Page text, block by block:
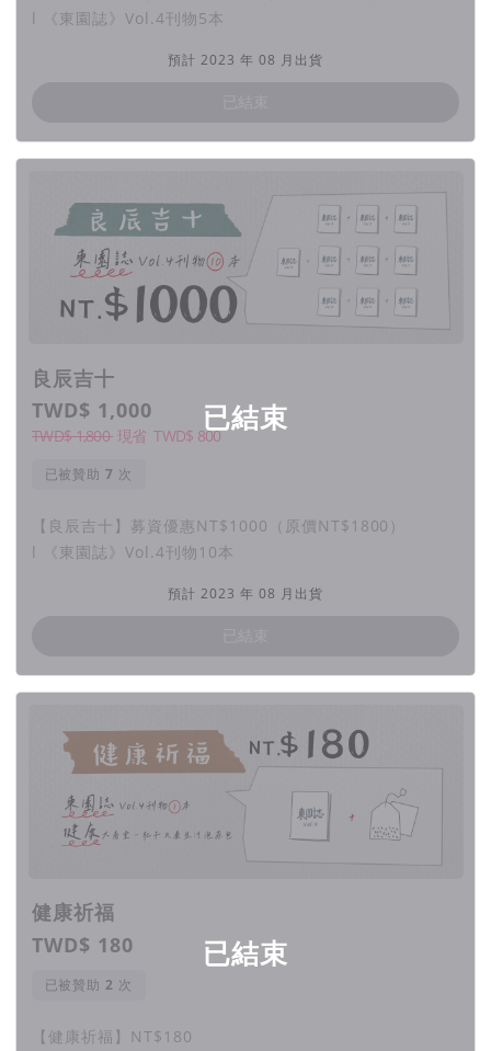
史，帶著大家散步加蚋仔的大街小巷，走訪新舊店家，試著從不
第四刊，我們團隊首次參與加蚋仔年度盛事 —— 三月十二年
例，從「遶境」的角度，一窺南萬華傳統信仰活動的熱鬧與風
農曆三月十二日
恭祝 保儀大夫 保生大帝 霞海城隍 天上聖母 列位尊神
聖誕遶境合境平安
靠天吃飯的農業社會，有太多人們沒有辦法預期的自然災害，嬌
現，這個信仰活動也延續至今。
今年年例遶境是史上第一次由宮廟主辦，熱鬧非凡。在參與的過
程中，我們感受到了人神共樂的魔幻時刻。我們透過編採、挖掘
都市裡面形形色色的人們為何信仰、如何成為遶境中的多元角
色，共舞出現代社會與傳統信仰的狂歡。
東園誌將用這些現場的第一手紀錄，呈現給您。
歡迎來加鬥鬧熱！
l 《東園誌》Vol.4刊物5本
預計 2023 年 08 月出貨
已結束
良辰吉十
TWD$ 1,000
TWD$ 1,800 現省 TWD$ 800
已被贊助 次
【良辰吉十】募資優惠NT$1000（原價NT$1800）
l 《東園誌》Vol.4刊物10本
預計 2023 年 08 月出貨
已結束
健康祈福
TWD$ 180
已被贊助 次
【健康祈福】NT$180